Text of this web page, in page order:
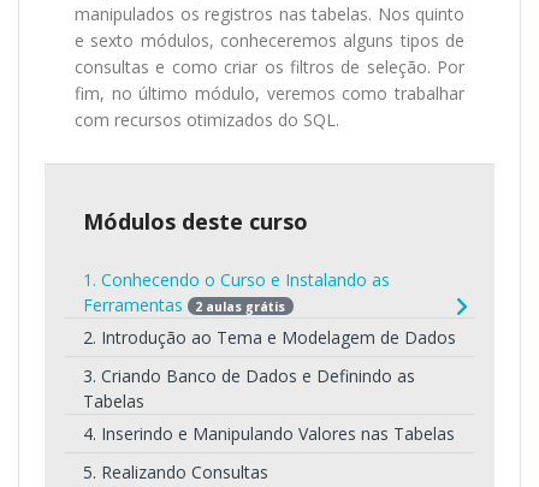
manipulados os registros nas tabelas. Nos quinto
e sexto módulos, conheceremos alguns tipos de
consultas e como criar os filtros de seleção. Por
fim, no último módulo, veremos como trabalhar
com recursos otimizados do SQL.
Módulos deste curso
1. Conhecendo o Curso e Instalando as
Ferramentas
2 aulas grátis
2. Introdução ao Tema e Modelagem de Dados
3. Criando Banco de Dados e Definindo as
Tabelas
4. Inserindo e Manipulando Valores nas Tabelas
5. Realizando Consultas